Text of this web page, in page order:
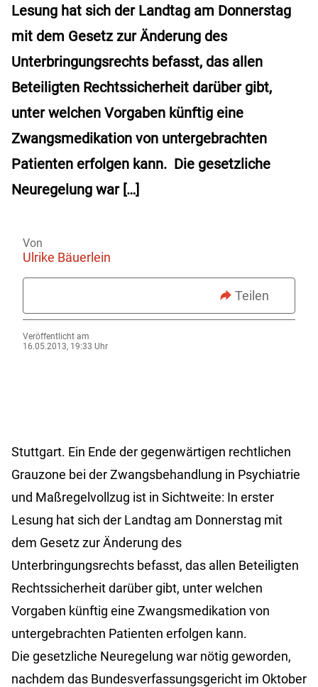
Lesung hat sich der Landtag am Donnerstag
mit dem Gesetz zur Änderung des
Unterbringungsrechts befasst, das allen
Beteiligten Rechtssicherheit darüber gibt,
unter welchen Vorgaben künftig eine
Zwangsmedikation von untergebrachten
Patienten erfolgen kann. Die gesetzliche
Neuregelung war […]
Von
Ulrike Bäuerlein
Teilen
Veröffentlicht am
16.05.2013, 19:33 Uhr
Stuttgart. Ein Ende der gegenwärtigen rechtlichen
Grauzone bei der Zwangsbehandlung in Psychiatrie
und Maßregelvollzug ist in Sichtweite: In erster
Lesung hat sich der Landtag am Donnerstag mit
dem Gesetz zur Änderung des
Unterbringungsrechts befasst, das allen Beteiligten
Rechtssicherheit darüber gibt, unter welchen
Vorgaben künftig eine Zwangsmedikation von
untergebrachten Patienten erfolgen kann.
Die gesetzliche Neuregelung war nötig geworden,
nachdem das Bundesverfassungsgericht im Oktober